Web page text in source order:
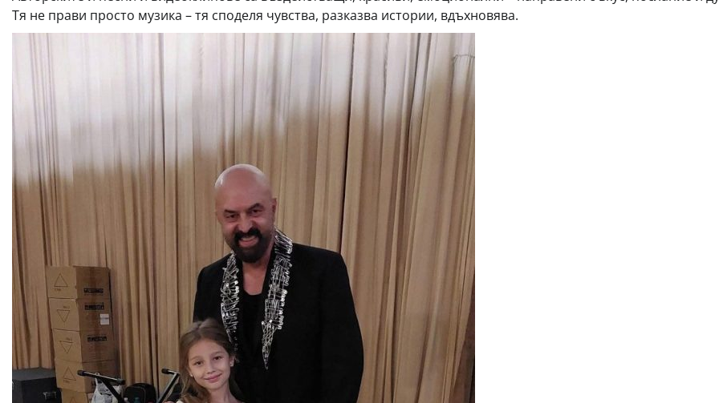
Тя не прави просто музика – тя споделя чувства, разказва истории, вдъхновява.